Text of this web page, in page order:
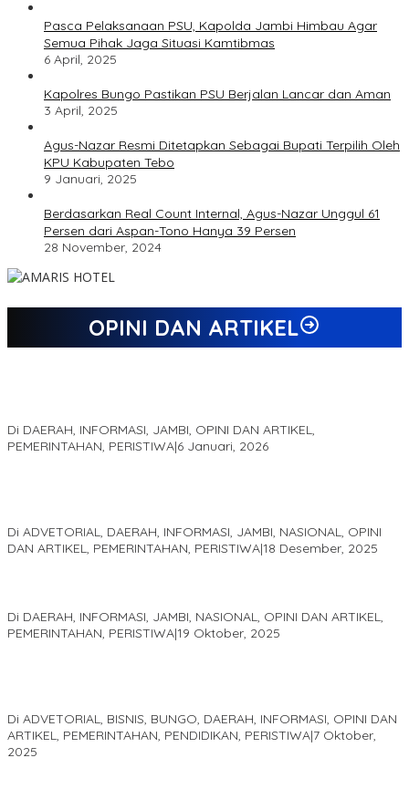
Pasca Pelaksanaan PSU, Kapolda Jambi Himbau Agar
Semua Pihak Jaga Situasi Kamtibmas
6 April, 2025
Kapolres Bungo Pastikan PSU Berjalan Lancar dan Aman
3 April, 2025
Agus-Nazar Resmi Ditetapkan Sebagai Bupati Terpilih Oleh
KPU Kabupaten Tebo
9 Januari, 2025
Berdasarkan Real Count Internal, Agus-Nazar Unggul 61
Persen dari Aspan-Tono Hanya 39 Persen
28 November, 2024
OPINI DAN ARTIKEL
Di DAERAH, INFORMASI, JAMBI, OPINI DAN ARTIKEL,
PEMERINTAHAN, PERISTIWA|6 Januari, 2026
Di ADVETORIAL, DAERAH, INFORMASI, JAMBI, NASIONAL, OPINI
DAN ARTIKEL, PEMERINTAHAN, PERISTIWA|18 Desember, 2025
Di DAERAH, INFORMASI, JAMBI, NASIONAL, OPINI DAN ARTIKEL,
PEMERINTAHAN, PERISTIWA|19 Oktober, 2025
Di ADVETORIAL, BISNIS, BUNGO, DAERAH, INFORMASI, OPINI DAN
ARTIKEL, PEMERINTAHAN, PENDIDIKAN, PERISTIWA|7 Oktober,
2025